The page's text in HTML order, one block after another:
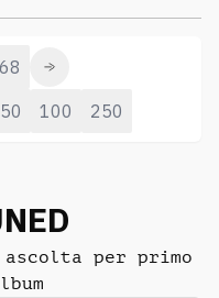
50 100 250
68
per primo